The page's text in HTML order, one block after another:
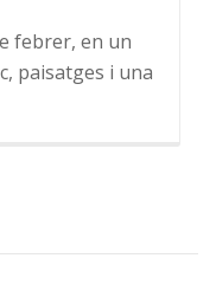
febrer, en un
paisatges i una